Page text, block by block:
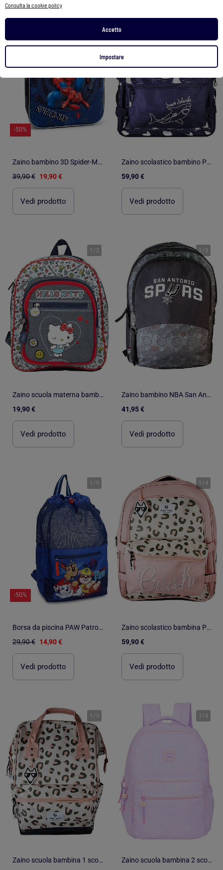
Consulta la cookie policy
Accetto
Impostare
1/5
-50%
Zaino bambino 3D Spider-Man Simply Special SPIDERMAN
39,90 € 19,90 €
Vedi prodotto
1/4
Zaino scolastico bambino POL FOX SHARK reversibile 2 scomparti blu navy motivo squalo
59,90 €
Vedi prodotto
1 / 2
Zaino scuola materna bambina HELLO KITTY Kiss Kiss
19,90 €
Vedi prodotto
1 / 5
Zaino bambino NBA San Antonio Spurs grigio e nero 2 scomparti
41,95 €
Vedi prodotto
1 / 5
-50%
Borsa da piscina PAW Patrol Travel Treasures bambino 520-00500
29,90 € 14,90 €
Vedi prodotto
1 /4
Zaino scolastico bambina POL FOX CRUSH reversibile 2 scomparti rosa motivo leopardato
59,90 €
Vedi prodotto
1 / 3
Zaino scuola bambina 1 scomparto POL FOX Crush rosa motivo leopardo
1 / 3
Zaino scuola bambina 2 scomparti MARSHMALLOW Party Jungle pastello